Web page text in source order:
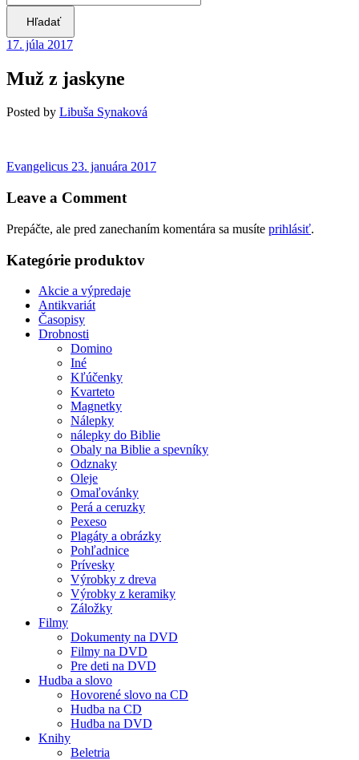
Hľadať
17. júla 2017
Muž z jaskyne
Posted by Libuša Synaková
Navigácia
v
Evangelicus Previous
23. januára 2017
Leave a Comment
Prepáčte, ale pred zanechaním komentára sa musíte prihlásiť.
Kategórie produktov
Akcie a výpredaje
Antikvariát
Časopisy
Drobnosti
Domino
Iné
Kľúčenky
Kvarteto
Magnetky
Nálepky
nálepky do Biblie
Obaly na Biblie a spevníky
Odznaky
Oleje
Omaľovánky
Perá a ceruzky
Pexeso
Plagáty a obrázky
Pohľadnice
Prívesky
Výrobky z dreva
Výrobky z keramiky
Záložky
Filmy
Dokumenty na DVD
Filmy na DVD
Pre deti na DVD
Hudba a slovo
Hovorené slovo na CD
Hudba na CD
Hudba na DVD
Knihy
Beletria